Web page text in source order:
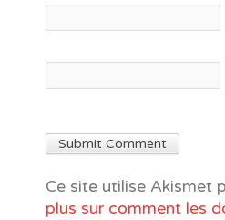
Ce site utilise Akismet
plus sur comment les